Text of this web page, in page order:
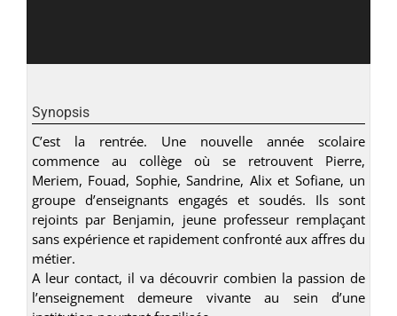
Synopsis
C’est la rentrée. Une nouvelle année scolaire
commence au collège où se retrouvent Pierre,
Meriem, Fouad, Sophie, Sandrine, Alix et Sofiane, un
groupe d’enseignants engagés et soudés. Ils sont
rejoints par Benjamin, jeune professeur remplaçant
sans expérience et rapidement confronté aux affres du
métier.
A leur contact, il va découvrir combien la passion de
l’enseignement demeure vivante au sein d’une